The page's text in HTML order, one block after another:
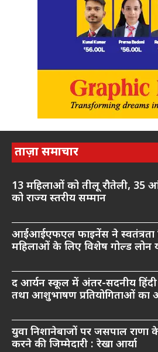
ताज़ा समाचार
13 महिलाओं को तीलू रौतेली, 35
को राज्य स्तरीय सम्मान
आईआईएफएल फाइनेंस ने स्वतंत्रता
महिलाओं के लिए विशेष गोल्ड लोन
द आर्यन स्कूल में अंतर-सदनीय हिंदी
तथा आशुभाषण प्रतियोगिताओं का
युवा निशानेबाजों पर जसपाल
करने की जिम्मेदारी : रेखा आर्या